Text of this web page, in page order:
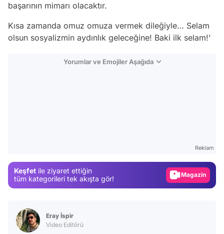
başarının mimarı olacaktır.
Kısa zamanda omuz omuza vermek dileğiyle… Selam
olsun sosyalizmin aydınlık geleceğine! Baki ilk selam!'
Yorumlar ve Emojiler Aşağıda
Reklam
Keşfet ile ziyaret ettiğin
tüm kategorileri tek akışta gör!
Gündem
Magazin
Video
Eray İspir
Video Editörü